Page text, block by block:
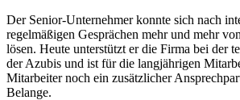
Der Senior-Unternehmer konnte sich nach
regelmäßigen Gesprächen mehr und mehr
lösen. Heute unterstützt er die Firma bei der
der Azubis und ist für die langjährigen
Mitarbeiter noch ein zusätzlicher
Belange.